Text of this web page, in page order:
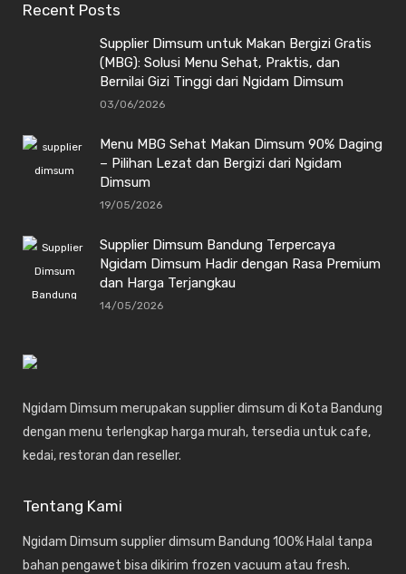
Recent Posts
Supplier Dimsum untuk Makan Bergizi Gratis
(MBG): Solusi Menu Sehat, Praktis, dan
Bernilai Gizi Tinggi dari Ngidam Dimsum
03/06/2026
Menu MBG Sehat Makan Dimsum 90% Daging
– Pilihan Lezat dan Bergizi dari Ngidam
Dimsum
19/05/2026
Supplier Dimsum Bandung Terpercaya
Ngidam Dimsum Hadir dengan Rasa Premium
dan Harga Terjangkau
14/05/2026
Ngidam Dimsum merupakan supplier dimsum di Kota Bandung
dengan menu terlengkap harga murah, tersedia untuk cafe,
kedai, restoran dan reseller.
Tentang Kami
Ngidam Dimsum supplier dimsum Bandung 100% Halal tanpa
bahan pengawet bisa dikirim frozen vacuum atau fresh.